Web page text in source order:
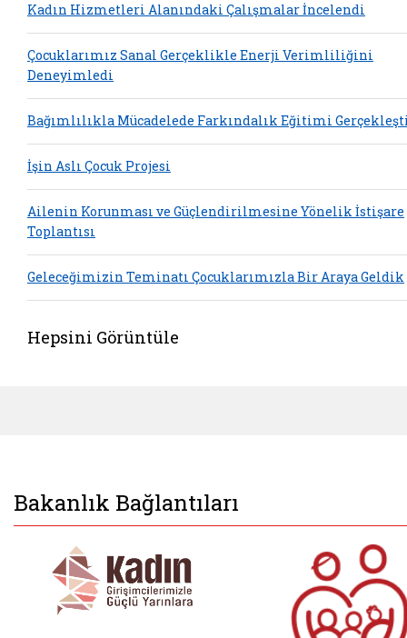
Kadın Hizmetleri Alanındaki Çalışmalar İncelendi
Çocuklarımız Sanal Gerçeklikle Enerji Verimliliğini
Deneyimledi
Bağımlılıkla Mücadelede Farkındalık Eğitimi
İşin Aslı Çocuk Projesi
Ailenin Korunması ve Güçlendirilmesine Yönelik İstişare
Toplantısı
Geleceğimizin Teminatı Çocuklarımızla Bir Araya Geldik
Hepsini Görüntüle
Bakanlık Bağlantıları